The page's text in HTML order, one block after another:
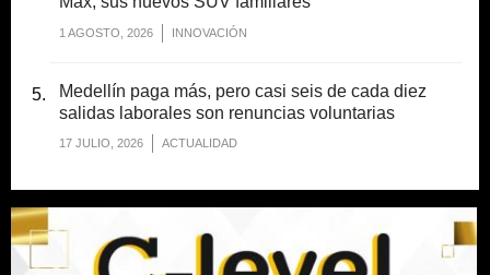
1 AGOSTO, 2026 INNOVACIÓN
Medellín paga más, pero casi seis de cada diez
salidas laborales son renuncias voluntarias
17 JULIO, 2026 ACTUALIDAD